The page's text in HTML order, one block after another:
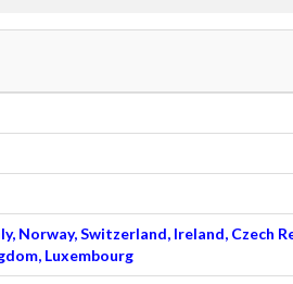
Norway, Switzerland, Ireland, Czech
Luxembourg